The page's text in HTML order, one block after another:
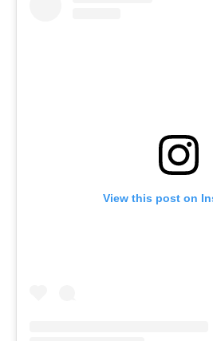
View this post on